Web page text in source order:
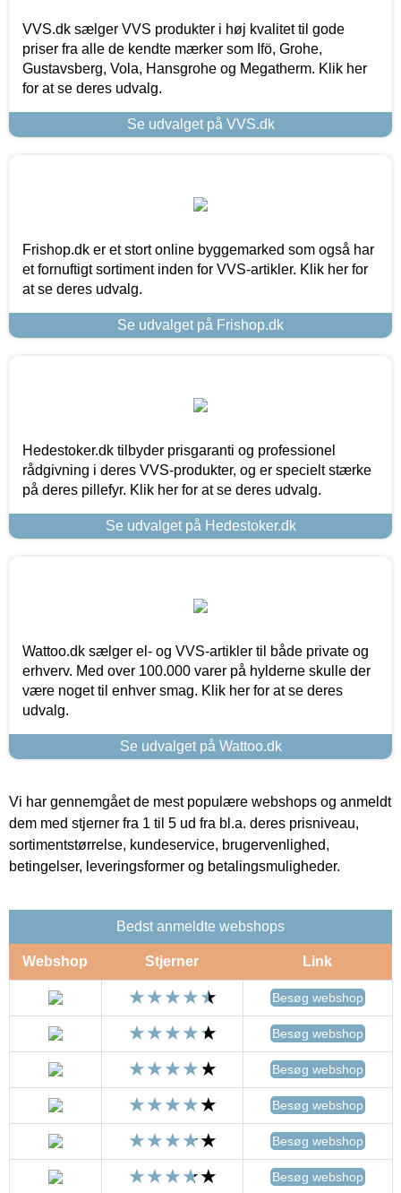
VVS.dk sælger VVS produkter i høj kvalitet til gode
priser fra alle de kendte mærker som Ifö, Grohe,
Gustavsberg, Vola, Hansgrohe og Megatherm. Klik her
for at se deres udvalg.
Se udvalget på VVS.dk
Frishop.dk er et stort online byggemarked som også har
et fornuftigt sortiment inden for VVS-artikler. Klik her for
at se deres udvalg.
Se udvalget på Frishop.dk
Hedestoker.dk tilbyder prisgaranti og professionel
rådgivning i deres VVS-produkter, og er specielt stærke
på deres pillefyr. Klik her for at se deres udvalg.
Se udvalget på Hedestoker.dk
Wattoo.dk sælger el- og VVS-artikler til både private og
erhverv. Med over 100.000 varer på hylderne skulle der
være noget til enhver smag. Klik her for at se deres
udvalg.
Se udvalget på Wattoo.dk
Vi har gennemgået de mest populære webshops og anmeldt
dem med stjerner fra 1 til 5 ud fra bl.a. deres prisniveau,
sortimentstørrelse, kundeservice, brugervenlighed,
betingelser, leveringsformer og betalingsmuligheder.
Bedst anmeldte webshops
Webshop Stjerner Link
Besøg webshop
Besøg webshop
Besøg webshop
Besøg webshop
Besøg webshop
Besøg webshop